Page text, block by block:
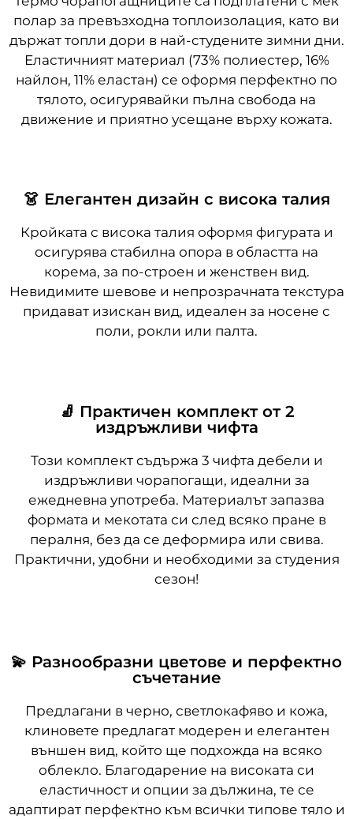
полар за превъзходна топлоизолация, като ви
държат топли дори в най-студените зимни дни.
Еластичният материал (73% полиестер, 16%
найлон, 11% еластан) се оформя перфектно по
тялото, осигурявайки пълна свобода на
движение и приятно усещане върху кожата.
👗 Елегантен дизайн с висока талия
Кройката с висока талия оформя фигурата и
осигурява стабилна опора в областта на
корема, за по-строен и женствен вид.
Невидимите шевове и непрозрачната текстура
придават изискан вид, идеален за носене с
поли, рокли или палта.
🧦 Практичен комплект от 2
издръжливи чифта
Този комплект съдържа 3 чифта дебели и
издръжливи чорапогащи, идеални за
ежедневна употреба. Материалът запазва
формата и мекотата си след всяко пране в
пералня, без да се деформира или свива.
Практични, удобни и необходими за студения
сезон!
💫 Разнообразни цветове и перфектно
съчетание
Предлагани в черно, светлокафяво и кожа,
клиновете предлагат модерен и елегантен
външен вид, който ще подхожда на всяко
облекло. Благодарение на високата си
еластичност и опции за дължина, те се
адаптират перфектно към всички типове тяло и